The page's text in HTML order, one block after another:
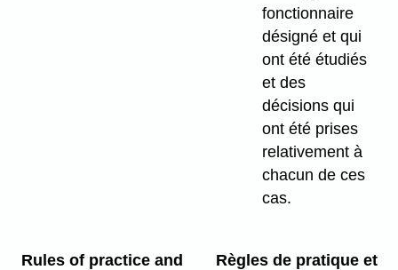
fonctionnaire
désigné et qui
ont été étudiés
et des
décisions qui
ont été prises
relativement à
chacun de ces
cas.
Rules of practice and
Règles de pratique et